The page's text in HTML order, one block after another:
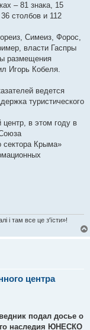
– 81 знака, 15
столбов и 112
Симеиз, Форос,
власти Гаспры
размещения
Игорь Кобеля.
ведется
туристического
в этом году в
сектора Крыма»
і там все це з'їсти»!
центра
подал досье о
наследия ЮНЕСКО